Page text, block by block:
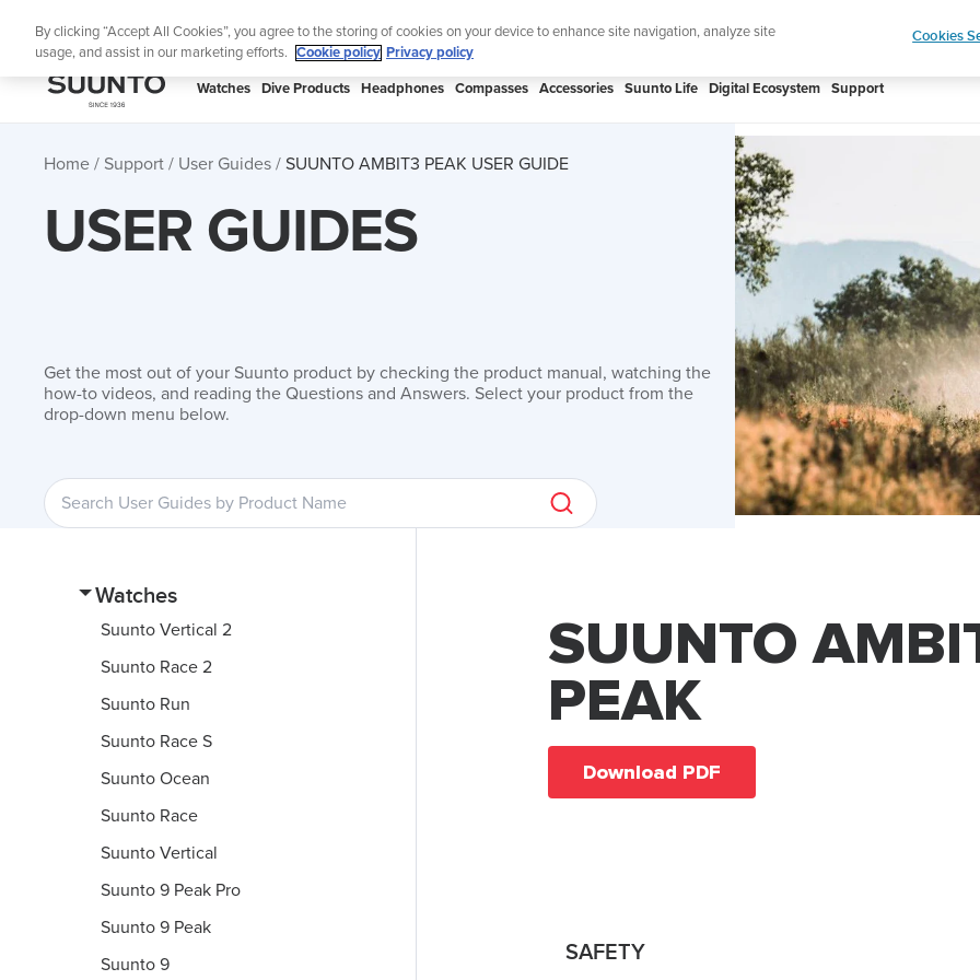
🔺Suunto Core 2 | ABC Outdoor Watch Built for Adventure.
SUUNTO
Watches Dive Products Headphones Compasses Accessories Suunto Life Digital Ecosystem Support
Home Support User Guides SUUNTO AMBIT3 PEAK USER GUIDE
USER GUIDES
Get the most out of your Suunto product by checking the product manual, watching the
how-to videos, and reading the Questions and Answers. Select your product from the
drop-down menu below.
Watches
Suunto Vertical 2
Suunto Race 2
Suunto Run
Suunto Race S
Suunto Ocean
Suunto Race
Suunto Vertical
Suunto 9 Peak Pro
Suunto 9 Peak
Suunto 9
SUUNTO
PEAK
Download PDF
SAFETY
By clicking “Accept All Cookies”, you agree to the storing of cookies on your device to enhance site navigation, analyze site
usage, and assist in our marketing efforts.
Cookie policy Privacy policy
Cookies